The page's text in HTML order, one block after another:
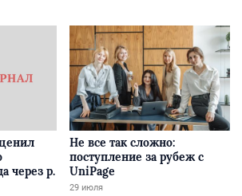
через р.
Не все так сложно:
поступление за рубеж с
UniPage
29 июля